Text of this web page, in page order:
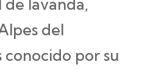
de lavanda,
del
por su